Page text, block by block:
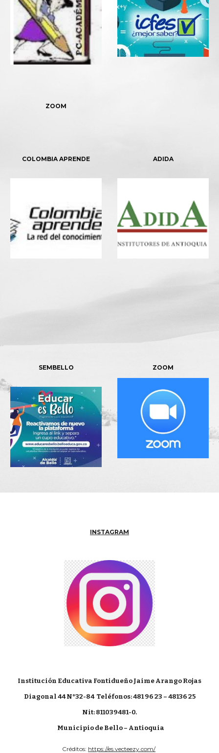
ZOOM
COLOMBIA APRENDE ADIDA
SEMBELLO ZOOM
INSTAGRAM
Institución Educativa Fontidueño Jaime Arango Rojas
Diagonal 44 N°32-84 Teléfonos: 481 96 23 – 48136 25
Nit: 811039481-0.
Municipio de Bello – Antioquia
Créditos: https://es.vecteezy.com/